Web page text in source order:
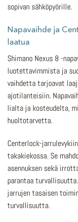
sopivan sähköpyörille.
Napavaihde ja
laatua
Shimano Nexus 8 -
luotettavimmista ja
vaihdetta tarjoavat
ajotilanteisiin.
lialta ja kosteudelta,
huoltotarvetta.
Centerlock-
takakiekossa. Se
asennuksen sekä
parantaa
jarrujen tasaisen
turvallisuutta.